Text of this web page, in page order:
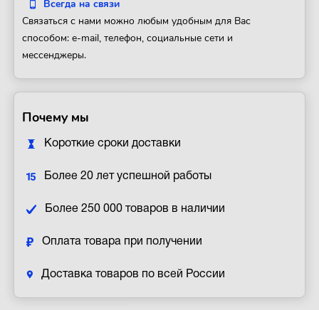
Всегда на связи
Связаться с нами можно любым удобным для Вас
способом: e-mail, телефон, социальные сети и
мессенджеры.
Почему мы
Короткие сроки доставки
Более 20 лет успешной работы
Более 250 000 товаров в наличии
Оплата товара при получении
Доставка товаров по всей России